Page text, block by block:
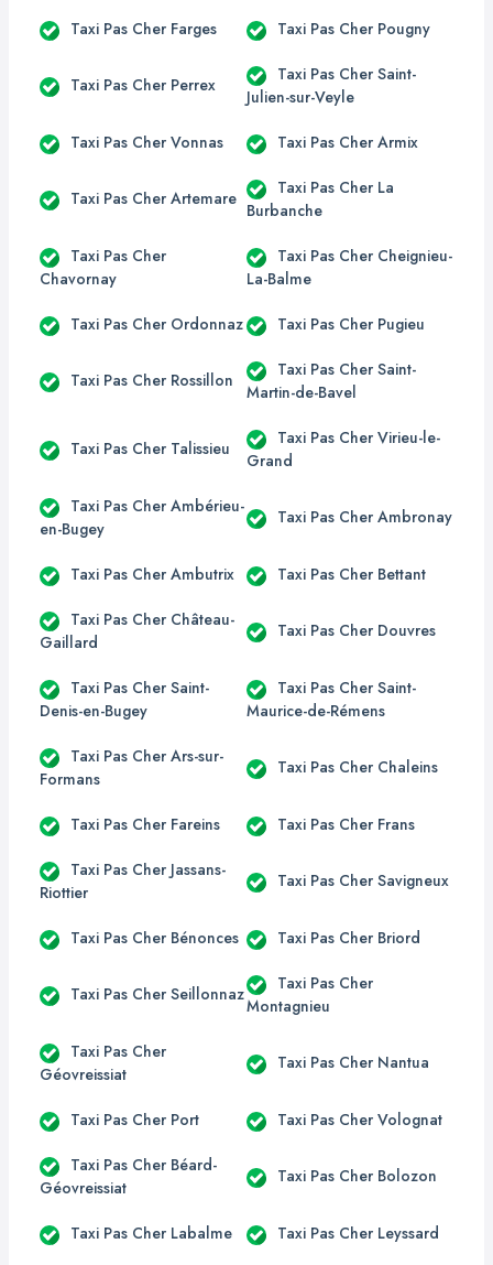
Taxi Pas Cher Farges Taxi Pas Cher Pougny
Taxi Pas Cher Perrex
Taxi Pas Cher Saint-
Julien-sur-Veyle
Taxi Pas Cher Vonnas Taxi Pas Cher Armix
Taxi Pas Cher Artemare
Taxi Pas Cher La
Burbanche
Taxi Pas Cher
Chavornay
Taxi Pas Cher Cheignieu-
La-Balme
Taxi Pas Cher Ordonnaz Taxi Pas Cher Pugieu
Taxi Pas Cher Rossillon
Taxi Pas Cher Saint-
Martin-de-Bavel
Taxi Pas Cher Talissieu
Taxi Pas Cher Virieu-le-
Grand
Taxi Pas Cher Ambérieu-
en-Bugey
Taxi Pas Cher Ambronay
Taxi Pas Cher Ambutrix Taxi Pas Cher Bettant
Taxi Pas Cher Château-
Gaillard
Taxi Pas Cher Douvres
Taxi Pas Cher Saint-
Denis-en-Bugey
Taxi Pas Cher Saint-
Maurice-de-Rémens
Taxi Pas Cher Ars-sur-
Formans
Taxi Pas Cher Chaleins
Taxi Pas Cher Fareins Taxi Pas Cher Frans
Taxi Pas Cher Jassans-
Riottier
Taxi Pas Cher Savigneux
Taxi Pas Cher Bénonces Taxi Pas Cher Briord
Taxi Pas Cher Seillonnaz
Taxi Pas Cher
Montagnieu
Taxi Pas Cher
Géovreissiat
Taxi Pas Cher Nantua
Taxi Pas Cher Port Taxi Pas Cher Volognat
Taxi Pas Cher Béard-
Géovreissiat
Taxi Pas Cher Bolozon
Taxi Pas Cher Labalme Taxi Pas Cher Leyssard